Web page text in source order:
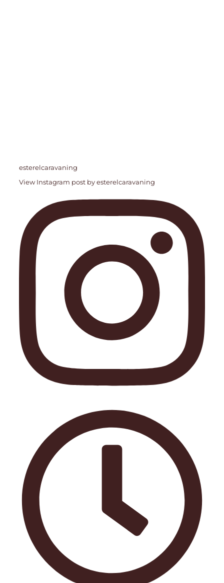
esterelcaravaning
View Instagram post by esterelcaravaning